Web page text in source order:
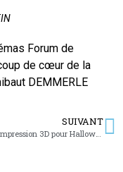
Forum de
de cœur de la
DEMMERLE
SUIVANT
Atelier d’impression 3D pour Halloween